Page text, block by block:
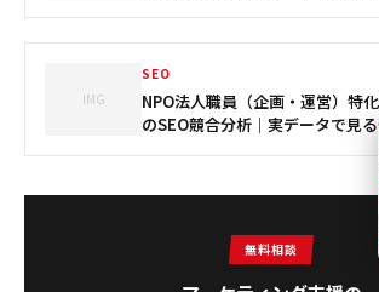
IMG
SEO
NPO法人職員（企画・運営）特
のSEO競合分析｜実データで見
無料相談